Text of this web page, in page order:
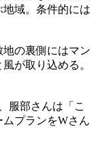
域。条件的には
地の裏側にはマン
が取り込める。
服部さんは「こ
プランをWさん